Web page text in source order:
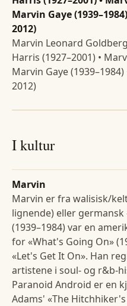
Marvin Gaye
2012)
Marvin Leonard
Harris (1927–2001) •
Marvin Gaye
2012)
I kultur
Marvin
Marvin er fra walisisk/
lignende) eller germansk
(1939–1984) var en
for «What's Going On»
«Let's Get It On». Han
artistene i soul- og r&b-
Paranoid Android er en
Adams' «The